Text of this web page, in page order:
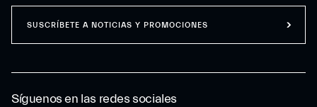
Síguenos en las redes sociales
SUSCRÍBETE A NOTICIAS Y PROMOCIONES